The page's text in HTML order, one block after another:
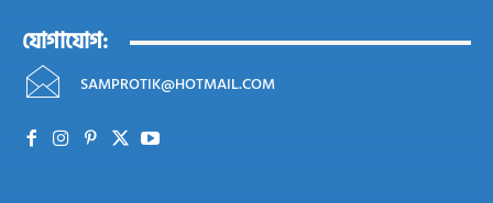
যোগাযোগ:
SAMPROTIK@HOTMAIL.COM